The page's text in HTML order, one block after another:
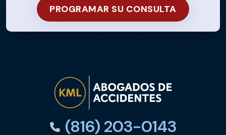
(816) 203-0143